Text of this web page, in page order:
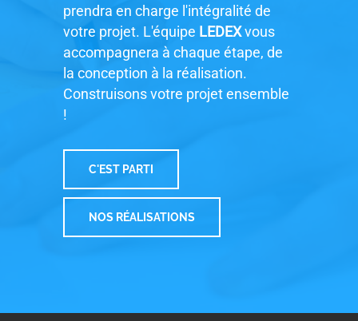
prendra en charge l'intégralité de
votre projet. L'équipe LEDEXvous
accompagnera à chaque étape, de
la conception à la réalisation.
Construisons votre projet ensemble
!
C'EST PARTI
NOS RÉALISATIONS